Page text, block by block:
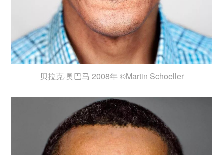
贝拉克·奥巴马 2008年 ©Martin Schoeller